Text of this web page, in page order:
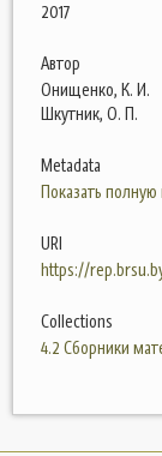
2017
Автор
Онищенко, К. И.
Шкутник, О. П.
Metadata
Показать
URI
https://
Collections
4.2 Сборники